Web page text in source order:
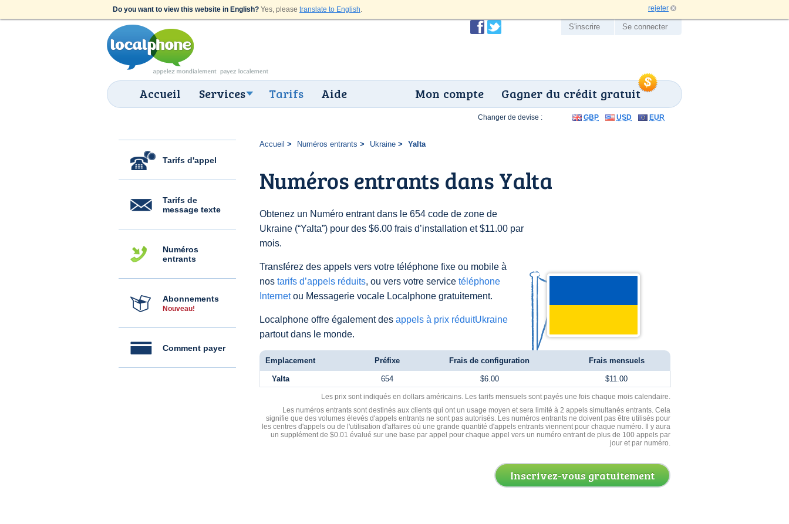
Do you want to view this website in English? Yes, please translate to English. rejeter
Accueil Services Tarifs Aide Gagner du crédit gratuit
Mon compte
S'inscrire Se connecter
Tarifs d'appel
Tarifs de
message texte
Numéros
entrants
Abonnements
Nouveau!
Comment payer
Accueil Numéros entrants Ukraine Yalta
Numéros entrants dans Yalta
Obtenez un Numéro entrant dans le 654 code de zone de
Ukraine (“Yalta”) pour des $6.00 frais d’installation et $11.00 par
mois.
Transférez des appels vers votre téléphone fixe ou mobile à
nos tarifs d’appels réduits, ou vers votre service téléphone
Internetou Messagerie vocale Localphone gratuitement.
Localphone offre également des appels à prix réduitUkraine
partout dans le monde.
Changer de devise : GBP USD EUR
Emplacement Préfixe Frais de configuration Frais mensuels
Yalta 654 $6.00 $11.00
Les prix sont indiqués en dollars américains. Les tarifs mensuels sont payés une fois chaque mois calendaire.
Les numéros entrants sont destinés aux clients qui ont un usage moyen et sera limité à 2 appels simultanés entrants. Cela
signifie que des volumes élevés d'appels entrants ne sont pas autorisés. Les numéros entrants ne doivent pas être utilisés pour
les centres d'appels ou de l'utilisation d'affaires où une grande quantité d'appels entrants viennent pour chaque numéro. Il y aura
un supplément de $0.01 évalué sur une base par appel pour chaque appel vers un numéro entrant de plus de 100 appels par
jour et par numéro.
Inscrivez-vous gratuitement